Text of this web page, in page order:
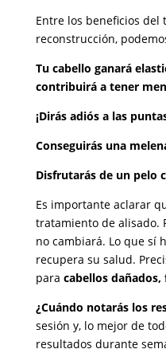
Entre los beneficios del
reconstrucción,
Tu cabello ganará
contribuirá a tener
¡Dirás adiós a las
Conseguirás una
Disfrutarás de un pelo
Es importante aclarar
tratamiento de alisado.
no cambiará. Lo que sí
recupera su salud.
para cabellos
¿Cuándo notarás los
sesión y, lo mejor de
resultados durante